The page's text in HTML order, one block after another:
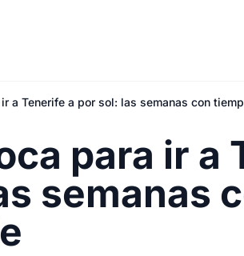
a Tenerife a por sol: las semanas con
para ir a
semanas